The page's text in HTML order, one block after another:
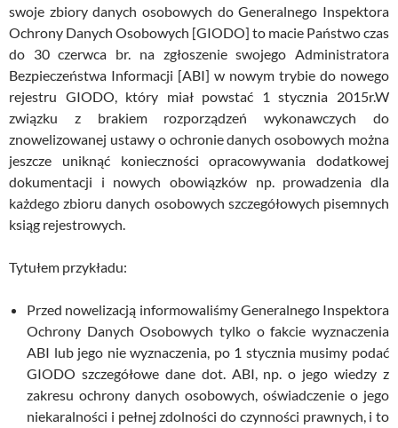
swoje zbiory danych osobowych do Generalnego Inspektora
Ochrony Danych Osobowych [GIODO] to macie Państwo czas
do 30 czerwca br. na zgłoszenie swojego Administratora
Bezpieczeństwa Informacji [ABI] w nowym trybie do nowego
rejestru GIODO, który miał powstać 1 stycznia 2015r.W
związku z brakiem rozporządzeń wykonawczych do
znowelizowanej ustawy o ochronie danych osobowych można
jeszcze uniknąć konieczności opracowywania dodatkowej
dokumentacji i nowych obowiązków np. prowadzenia dla
każdego zbioru danych osobowych szczegółowych pisemnych
ksiąg rejestrowych.
Tytułem przykładu:
Przed nowelizacją informowaliśmy Generalnego Inspektora
Ochrony Danych Osobowych tylko o fakcie wyznaczenia
ABI lub jego nie wyznaczenia, po 1 stycznia musimy podać
GIODO szczegółowe dane dot. ABI, np. o jego wiedzy z
zakresu ochrony danych osobowych, oświadczenie o jego
niekaralności i pełnej zdolności do czynności prawnych, i to